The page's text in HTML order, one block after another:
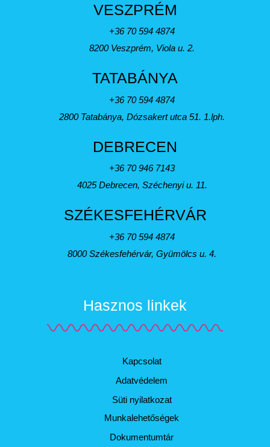
VESZPRÉM
+36 70 594 4874
8200 Veszprém, Viola u. 2.
TATABÁNYA
+36 70 594 4874
2800 Tatabánya, Dózsakert utca 51. 1.lph.
DEBRECEN
+36 70 946 7143
4025 Debrecen, Széchenyi u. 11.
SZÉKESFEHÉRVÁR
+36 70 594 4874
8000 Székesfehérvár, Gyümölcs u. 4.
Hasznos linkek
Kapcsolat
Adatvédelem
Süti nyilatkozat
Munkalehetőségek
Dokumentumtár